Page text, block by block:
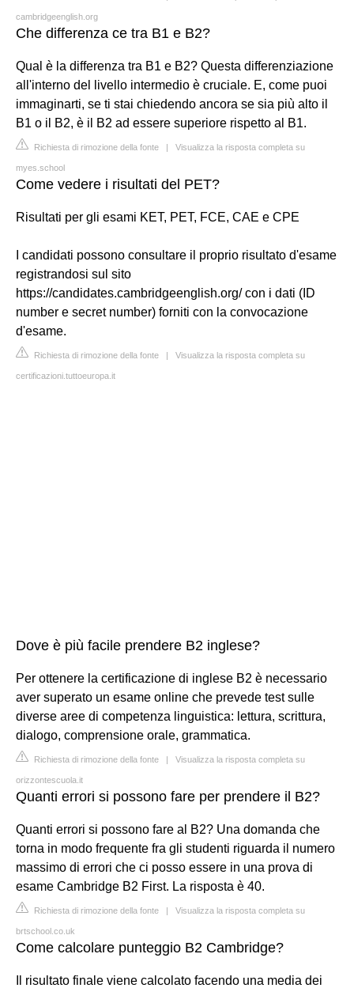
cambridgeenglish.org
Che differenza ce tra B1 e B2?
Qual è la differenza tra B1 e B2? Questa differenziazione
all'interno del livello intermedio è cruciale. E, come puoi
immaginarti, se ti stai chiedendo ancora se sia più alto il
B1 o il B2, è il B2 ad essere superiore rispetto al B1.
Richiesta di rimozione della fonte | Visualizza la risposta completa su
myes.school
Come vedere i risultati del PET?
Risultati per gli esami KET, PET, FCE, CAE e CPE
I candidati possono consultare il proprio risultato d'esame
registrandosi sul sito
https://candidates.cambridgeenglish.org/ con i dati (ID
number e secret number) forniti con la convocazione
d'esame.
Richiesta di rimozione della fonte | Visualizza la risposta completa su
certificazioni.tuttoeuropa.it
Dove è più facile prendere B2 inglese?
Per ottenere la certificazione di inglese B2 è necessario
aver superato un esame online che prevede test sulle
diverse aree di competenza linguistica: lettura, scrittura,
dialogo, comprensione orale, grammatica.
Richiesta di rimozione della fonte | Visualizza la risposta completa su
orizzontescuola.it
Quanti errori si possono fare per prendere il B2?
Quanti errori si possono fare al B2? Una domanda che
torna in modo frequente fra gli studenti riguarda il numero
massimo di errori che ci posso essere in una prova di
esame Cambridge B2 First. La risposta è 40.
Richiesta di rimozione della fonte | Visualizza la risposta completa su
brtschool.co.uk
Come calcolare punteggio B2 Cambridge?
Il risultato finale viene calcolato facendo una media dei